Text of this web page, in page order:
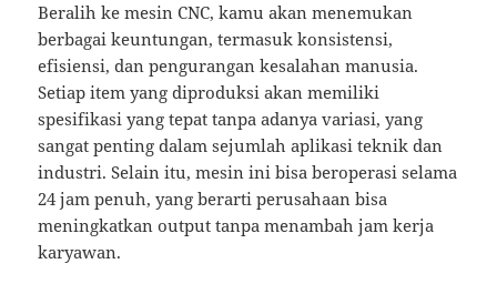
Beralih ke mesin CNC, kamu akan menemukan
berbagai keuntungan, termasuk konsistensi,
efisiensi, dan pengurangan kesalahan manusia.
Setiap item yang diproduksi akan memiliki
spesifikasi yang tepat tanpa adanya variasi, yang
sangat penting dalam sejumlah aplikasi teknik dan
industri. Selain itu, mesin ini bisa beroperasi selama
24 jam penuh, yang berarti perusahaan bisa
meningkatkan output tanpa menambah jam kerja
karyawan.